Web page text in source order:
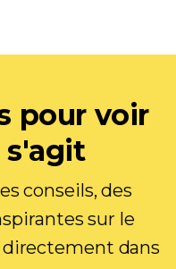
pour voir
s'agit
conseils, des
sur le
dans